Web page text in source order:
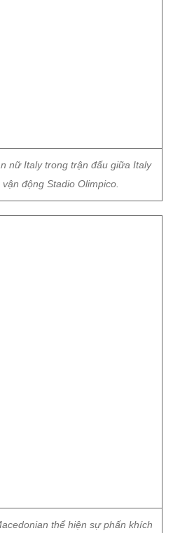
nữ Italy trong trận đấu giữa Italy
động Stadio Olimpico.
thể hiện sự phấn khích